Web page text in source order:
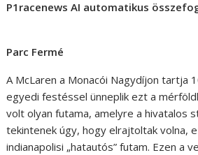
P1racenews AI automatikus
Parc Fermé
A McLaren a Monacói Nagydíjon tartja
egyedi festéssel ünneplik ezt a
volt olyan futama, amelyre a hivatalos
tekintenek úgy, hogy elrajtoltak volna,
indianapolisi „hatautós” futam. Ezen a